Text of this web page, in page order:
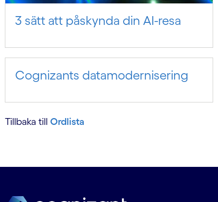
3 sätt att påskynda din AI-resa
Cognizants datamodernisering
Tillbaka till Ordlista